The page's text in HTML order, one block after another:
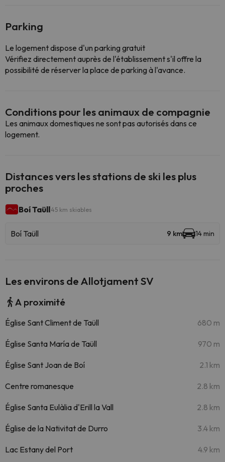
Parking
Le logement dispose d'un parking gratuit
Vérifiez directement auprès de l'établissement s'il offre la
possibilité de réserver la place de parking à l'avance.
Conditions pour les animaux de compagnie
Les animaux domestiques ne sont pas autorisés dans ce
logement.
Distances vers les stations de ski les plus
proches
Boí Taüll45 km skiables
Boí Taüll 9 km 14 min
Les environs de Allotjament SV
A proximité
Église Sant Climent de Taüll 680 m
Église Santa María de Taüll 970 m
Église Sant Joan de Boí 2.1 km
Centre romanesque 2.8 km
Église Santa Eulàlia d'Erill la Vall 2.8 km
Église de la Nativitat de Durro 3.4 km
Lac Estany del Port 4.9 km